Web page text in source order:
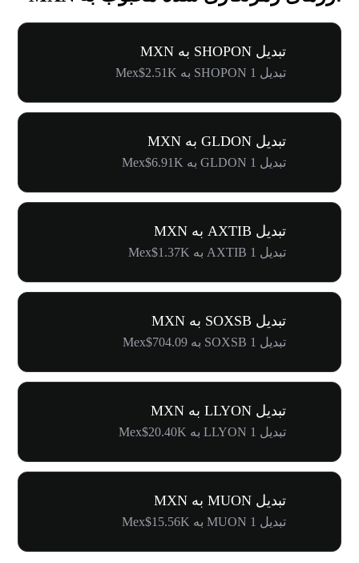
تبدیل SHOPON به MXN
تبدیل 1 SHOPON به Mex$2.51K
تبدیل GLDON به MXN
تبدیل 1 GLDON به Mex$6.91K
تبدیل AXTIB به MXN
تبدیل 1 AXTIB به Mex$1.37K
تبدیل SOXSB به MXN
تبدیل 1 SOXSB به Mex$704.09
تبدیل LLYON به MXN
تبدیل 1 LLYON به Mex$20.40K
تبدیل MUON به MXN
تبدیل 1 MUON به Mex$15.56K